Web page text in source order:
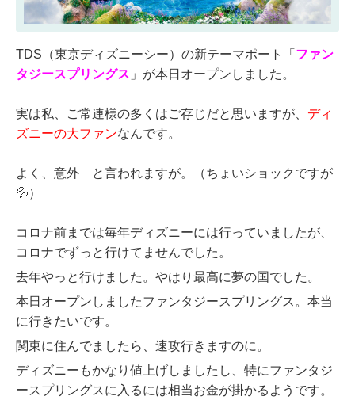
TDS（東京ディズニーシー）の新テーマポート「 ファン
タジースプリングス 」が本日オープンしました。
実は私、ご常連様の多くはご存じだと思いますが、 ディ
ズニーの大ファンなんです。
よく、意外 と言われますが。（ちょいショックですが
💦）
コロナ前までは毎年ディズニーには行っていましたが、
コロナでずっと行けてませんでした。
去年やっと行けました。やはり最高に夢の国でした。
本日オープンしましたファンタジースプリングス。本当
に行きたいです。
関東に住んでましたら、速攻行きますのに。
ディズニーもかなり値上げしましたし、特にファンタジ
ースプリングスに入るには相当お金が掛かるようです。